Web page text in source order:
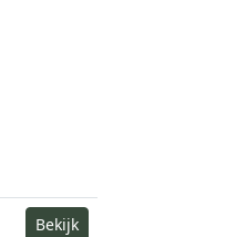
Bekijk